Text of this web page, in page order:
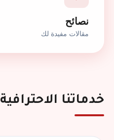
نصائح
مقالات مفيدة لك
خدماتنا الاحترافية